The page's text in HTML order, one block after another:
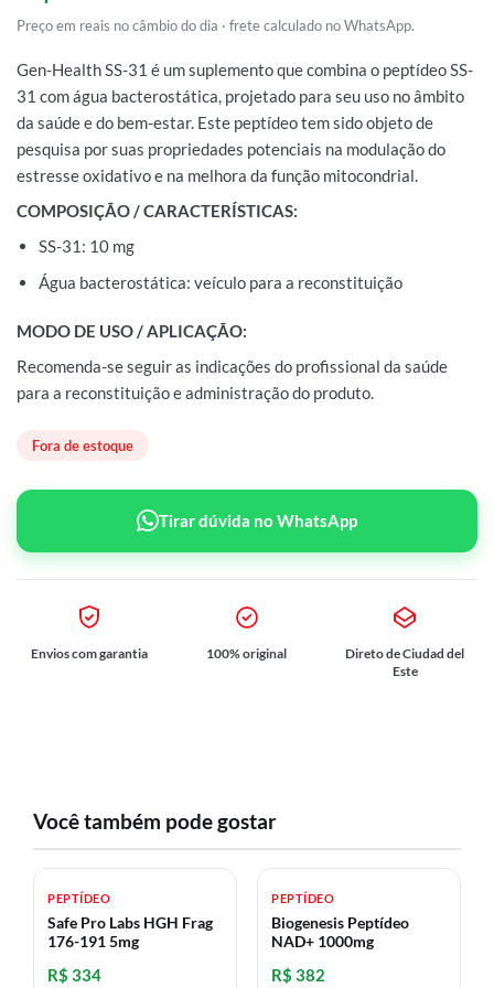
Preço em reais no câmbio do dia · frete calculado no WhatsApp.
Gen-Health SS-31 é um suplemento que combina o peptídeo SS-
31 com água bacterostática, projetado para seu uso no âmbito
da saúde e do bem-estar. Este peptídeo tem sido objeto de
pesquisa por suas propriedades potenciais na modulação do
estresse oxidativo e na melhora da função mitocondrial.
COMPOSIÇÃO / CARACTERÍSTICAS:
SS-31: 10 mg
Água bacterostática: veículo para a reconstituição
MODO DE USO / APLICAÇÃO:
Recomenda-se seguir as indicações do profissional da saúde
para a reconstituição e administração do produto.
Fora de estoque
Tirar dúvida no WhatsApp
Envios com garantia 100% original
Direto de Ciudad del
Este
Você também pode gostar
PEPTÍDEO
Safe Pro Labs HGH Frag
176-191 5mg
R$ 334
PEPTÍDEO
Biogenesis Peptídeo
NAD+ 1000mg
R$ 382